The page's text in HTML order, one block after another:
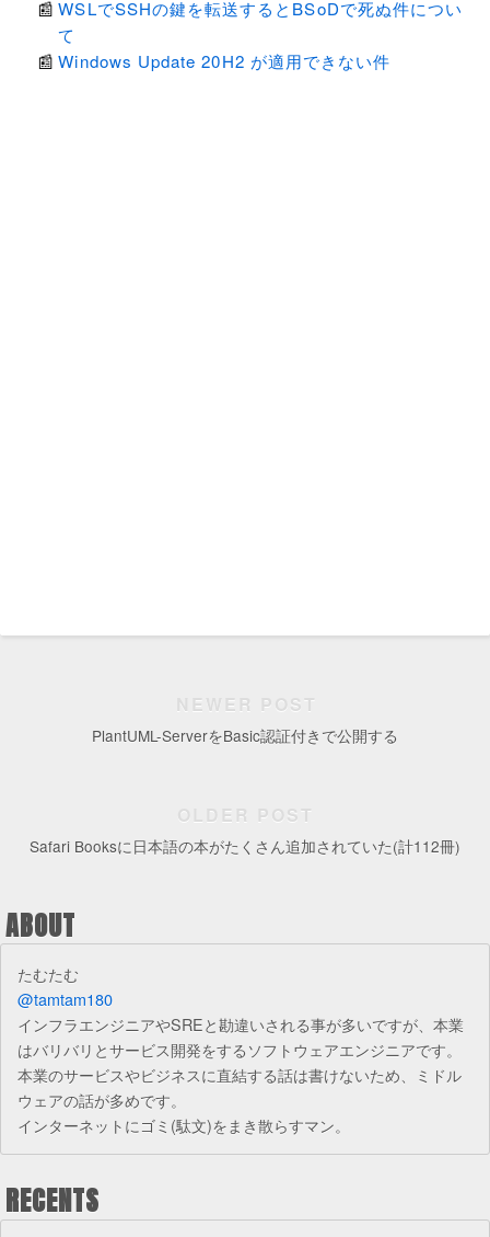
WSLでSSHの鍵を転送するとBSoDで死ぬ件につい
て
Windows Update 20H2 が適用できない件
NEWER POST
PlantUML-ServerをBasic認証付きで公開する
OLDER POST
Safari Booksに日本語の本がたくさん追加されていた(計112冊)
ABOUT
たむたむ
@tamtam180
インフラエンジニアやSREと勘違いされる事が多いですが、本業
はバリバリとサービス開発をするソフトウェアエンジニアです。
本業のサービスやビジネスに直結する話は書けないため、ミドル
ウェアの話が多めです。
インターネットにゴミ(駄文)をまき散らすマン。
RECENTS